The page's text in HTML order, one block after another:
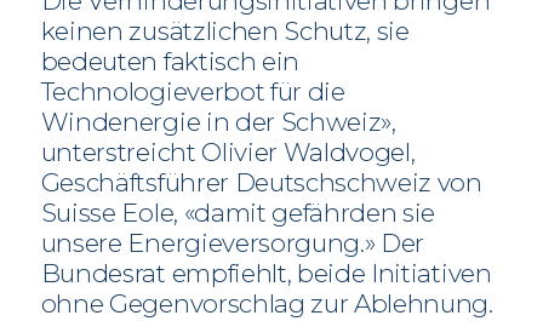
keinen zusätzlichen Schutz, sie
bedeuten faktisch ein
Technologieverbot für die
Windenergie in der Schweiz»,
unterstreicht Olivier Waldvogel,
Geschäftsführer Deutschschweiz von
Suisse Eole, «damit gefährden sie
unsere Energieversorgung.» Der
Bundesrat empfiehlt, beide Initiativen
ohne Gegenvorschlag zur Ablehnung.